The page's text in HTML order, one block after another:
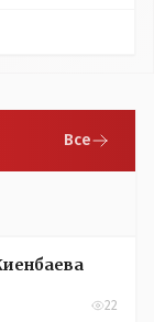
Все
22